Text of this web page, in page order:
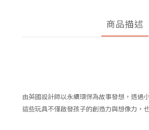
商品描述
由英國設計師以永續環保為故事發想，透過
這些玩具不僅啟發孩子的創造力與想像力，